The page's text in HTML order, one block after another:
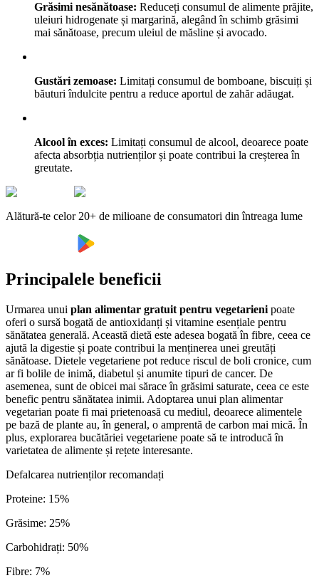
Grăsimi nesănătoase: Reduceți consumul de alimente prăjite,
uleiuri hidrogenate și margarină, alegând în schimb grăsimi
mai sănătoase, precum uleiul de măsline și avocado.
Gustări zemoase: Limitați consumul de bomboane, biscuiți și
băuturi îndulcite pentru a reduce aportul de zahăr adăugat.
Alcool în exces: Limitați consumul de alcool, deoarece poate
afecta absorbția nutrienților și poate contribui la creșterea în
greutate.
Alătură-te celor 20+ de milioane de consumatori din întreaga lume
Principalele beneficii
Urmarea unui plan alimentar gratuit pentru vegetarieni poate
oferi o sursă bogată de antioxidanți și vitamine esențiale pentru
sănătatea generală. Această dietă este adesea bogată în fibre, ceea ce
ajută la digestie și poate contribui la menținerea unei greutăți
sănătoase. Dietele vegetariene pot reduce riscul de boli cronice, cum
ar fi bolile de inimă, diabetul și anumite tipuri de cancer. De
asemenea, sunt de obicei mai sărace în grăsimi saturate, ceea ce este
benefic pentru sănătatea inimii. Adoptarea unui plan alimentar
vegetarian poate fi mai prietenoasă cu mediul, deoarece alimentele
pe bază de plante au, în general, o amprentă de carbon mai mică. În
plus, explorarea bucătăriei vegetariene poate să te introducă în
varietatea de alimente și rețete interesante.
Defalcarea nutrienților recomandați
Proteine: 15%
Grăsime: 25%
Carbohidrați: 50%
Fibre: 7%